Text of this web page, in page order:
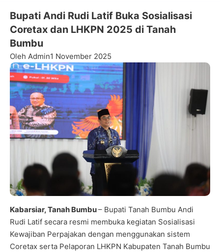
Bupati Andi Rudi Latif Buka Sosialisasi
Coretax dan LHKPN 2025 di Tanah
Bumbu
Oleh Admin1 November 2025
Kabarsiar, Tanah Bumbu– Bupati Tanah Bumbu Andi
Rudi Latif secara resmi membuka kegiatan Sosialisasi
Kewajiban Perpajakan dengan menggunakan sistem
Coretax serta Pelaporan LHKPN Kabupaten Tanah Bumbu